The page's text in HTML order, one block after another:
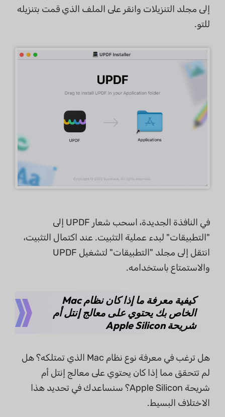
إلى مجلد التنزيلات وانقر على الملف الذي قمت بتنزيله
للتو.
في النافذة الجديدة، اسحب شعار UPDF إلى
"التطبيقات" لبدء عملية التثبيت. عند اكتمال التثبيت،
انتقل إلى مجلد "التطبيقات" لتشغيل UPDF
والاستمتاع باستخدامه.
كيفية معرفة ما إذا كان نظام Mac
الخاص بك يحتوي على معالج إنتل أم
شريحة Apple Silicon
هل ترغب في معرفة نوع نظام Mac الذي تمتلكه؟ هل
لم تتحقق مما إذا كان يحتوي على معالج إنتل أم
شريحة Apple Silicon؟ سنساعدك في تحديد هذا
الاختلاف البسيط.